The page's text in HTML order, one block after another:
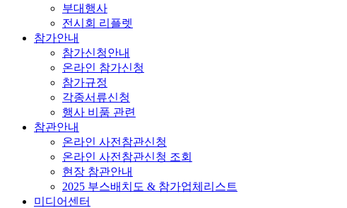
부대행사
전시회 리플렛
참가안내
참가신청안내
온라인 참가신청
참가규정
각종서류신청
행사 비품 관련
참관안내
온라인 사전참관신청
온라인 사전참관신청 조회
현장 참관안내
2025 부스배치도 & 참가업체리스트
미디어센터